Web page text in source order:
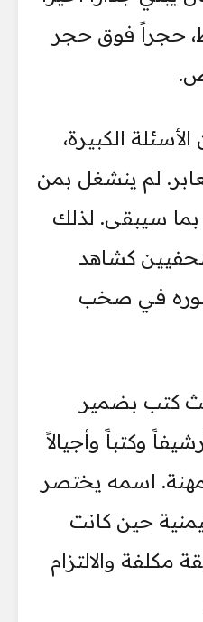
حجراً فوق حجر
الكبيرة،
لم ينشغل بمن
بما سيبقى. لذلك
كشاهد
في صخب
كتب بضمير
وكتباً وأجيالاً
اسمه يختصر
حين كانت
مكلفة والالتزام